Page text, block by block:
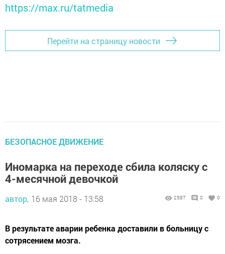
https://max.ru/tatmedia
Перейти на страницу новости
БЕЗОПАСНОЕ ДВИЖЕНИЕ
Иномарка на переходе сбила коляску с
4-месячной девочкой
автор, 16 мая 2018 - 13:58 2587 0 0
В результате аварии ребенка доставили в больницу с
сотрясением мозга.